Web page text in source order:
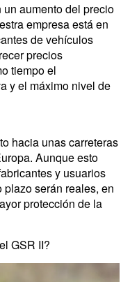
aumento del precio
empresa está en
de vehículos
precios
tiempo el
y el máximo nivel de
hacia unas carreteras
Aunque esto
y usuarios
serán reales, en
protección de la
GSR II?